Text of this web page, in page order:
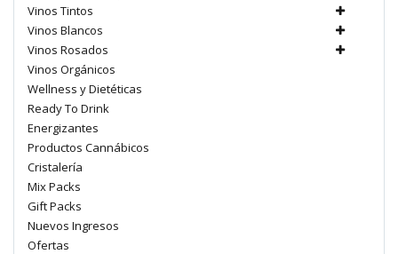
Vinos Tintos
Vinos Blancos
Vinos Rosados
Vinos Orgánicos
Wellness y Dietéticas
Ready To Drink
Energizantes
Productos Cannábicos
Cristalería
Mix Packs
Gift Packs
Nuevos Ingresos
Ofertas